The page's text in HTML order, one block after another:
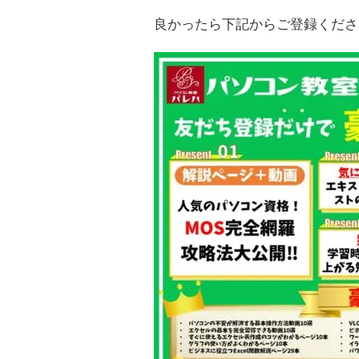
良かったら下記からご登録くだ